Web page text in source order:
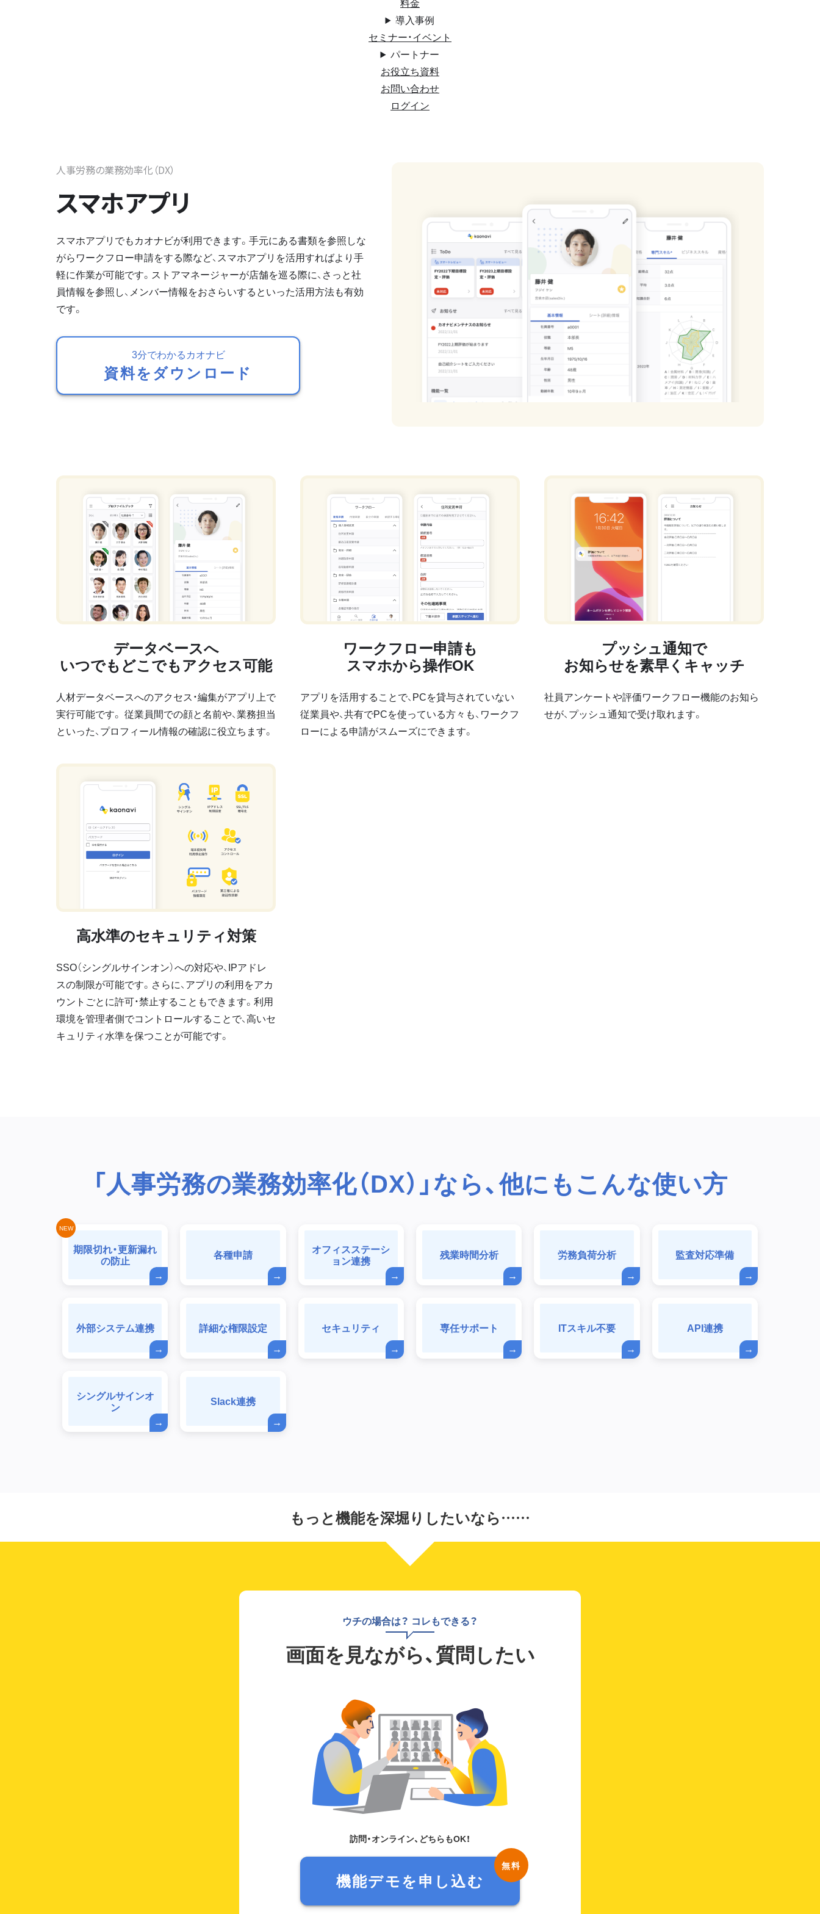
導入事例
セミナー・イベント
パートナー
お役立ち資料
お問い合わせ
ログイン
人事労務の業務効率化（DX）
スマホアプリ
スマホアプリでもカオナビが利用できます。手元にある書類を参照しな
がらワークフロー申請をする際など、スマホアプリを活用すればより手
軽に作業が可能です。ストアマネージャーが店舗を巡る際に、さっと社
員情報を参照し、メンバー情報をおさらいするといった活用方法も有効
です。
3分でわかるカオナビ
資料をダウンロード
データベースへ
いつでもどこでもアクセス可能
人材データベースへのアクセス・編集がアプリ上で
実行可能です。 従業員間での顔と名前や、業務担当
といった、プロフィール情報の確認に役立ちます。
ワークフロー申請も
スマホから操作OK
アプリを活用することで、PCを貸与されていない
従業員や、共有でPCを使っている方々も、ワークフ
ローによる申請がスムーズにできます。
プッシュ通知で
お知らせを素早くキャッチ
社員アンケートや評価ワークフロー機能のお知ら
せが、プッシュ通知で受け取れます。
高水準のセキュリティ対策
SSO（シングルサインオン）への対応や、IPアドレ
スの制限が可能です。さらに、アプリの利用をアカ
ウントごとに許可・禁止することもできます。利用
環境を管理者側でコントロールすることで、高いセ
キュリティ水準を保つことが可能です。
「人事労務の業務効率化（DX）」なら、他にもこんな使い方
期限切れ・更新漏れ
の防止 各種申請 オフィスステーシ
ョン連携 残業時間分析 労務負荷分析 監査対応準備
外部システム連携 詳細な権限設定 セキュリティ 専任サポート ITスキル不要 API連携
シングルサインオ
ン Slack連携
もっと機能を深堀りしたいなら……
ウチの場合は？ コレもできる？
画面を見ながら、質問したい
訪問・オンライン、どちらもOK！
機能デモを申し込む